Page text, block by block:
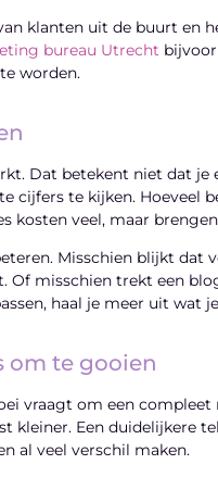
klanten uit de buurt en
bureau Utrecht
worden.
Dat betekent niet dat
te kijken. Hoeveel
kosten veel, maar
Misschien blijkt dat
misschien trekt een
haal je meer uit wat
om te gooien
vraagt om een
Een duidelijkere
al veel verschil maken.